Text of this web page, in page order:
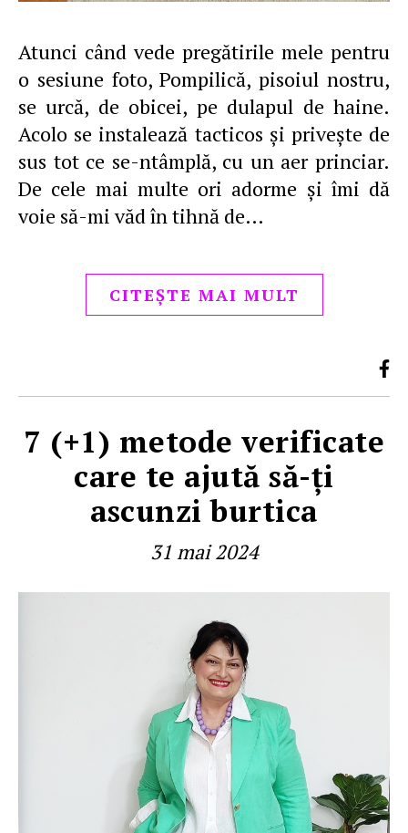
Atunci când vede pregătirile mele pentru
o sesiune foto, Pompilică, pisoiul nostru,
se urcă, de obicei, pe dulapul de haine.
Acolo se instalează tacticos şi priveşte de
sus tot ce se-ntâmplă, cu un aer princiar.
De cele mai multe ori adorme şi îmi dă
voie să-mi văd în tihnă de…
CITEȘTE MAI MULT
7 (+1) metode verificate
care te ajută să-ţi
ascunzi burtica
31 mai 2024